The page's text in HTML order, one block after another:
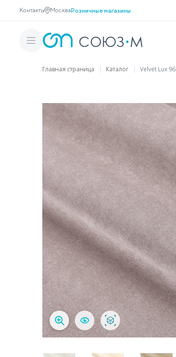
Контакты МоскваРозничные магазины
Главная страница Каталог Velvet Lux 96